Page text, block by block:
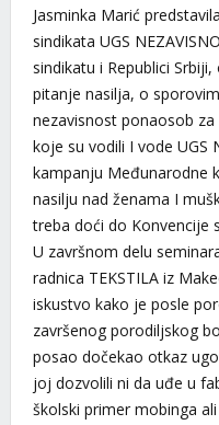
Jasminka Marić
sindikata UGS
sindikatu i Republici
pitanje nasilja, o
nezavisnost ponaosob
koje su vodili I vode UGS
kampanju Međunarodne
nasilju nad ženama I
treba doći do Konvencije
U završnom delu
radnica TEKSTILA iz
iskustvo kako je posle
završenog porodiljskog
posao dočekao otkaz
joj dozvolili ni da uđe u
školski primer mobinga